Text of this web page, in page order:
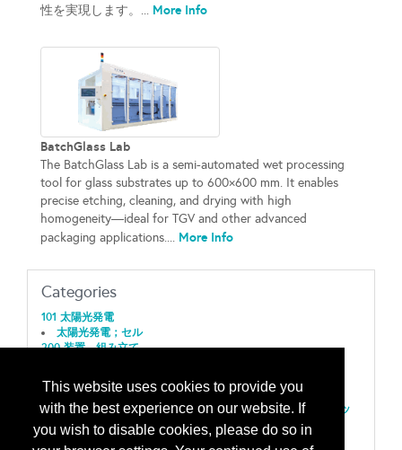
This website uses cookies to provide you
with the best experience on our website. If
you wish to disable cookies, please do so in
性を実現します。... More Info
BatchGlass Lab
The BatchGlass Lab is a semi-automated wet processing
tool for glass substrates up to 600×600 mm. It enables
precise etching, cleaning, and drying with high
homogeneity—ideal for TGV and other advanced
packaging applications.... More Info
Categories
101 太陽光発電
太陽光発電；セル
200 装置、組み立て
207 装置、プロセス
クリーニング/洗浄/基板乾燥装置/ファブプロセス
エッチング/ストリッッピング/アッシング-ドライ及びウェッ
ト装置
メッキ；電解メッキ/製膜積層装置